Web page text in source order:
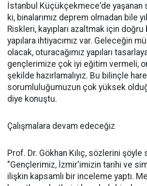
İstanbul Küçükçekmece'de yaşanan
ki, binalarımız deprem olmadan bile
Riskleri, kayıpları azaltmak için
yapılara ihtiyacımız var. Geleceğin
olacak, oturacağımız yapıları
gençlerimize çok iyi eğitim vermeli,
şekilde hazırlamalıyız. Bu bilinçle
sorumluluğumuzun çok yüksek
diye konuştu.
Çalışmalara devam edeceğiz
Prof. Dr. Gökhan Kılıç, sözlerini şöyle
"Gençlerimiz, İzmir'imizin tarihi ve
ilişkin kapsamlı bir inceleme yaptı.